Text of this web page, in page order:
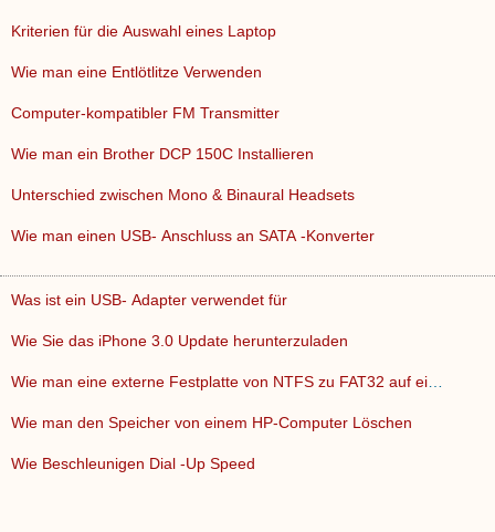
Kriterien für die Auswahl eines Laptop
Wie man eine Entlötlitze Verwenden
Computer-kompatibler FM Transmitter
Wie man ein Brother DCP 150C Installieren
Unterschied zwischen Mono & Binaural Headsets
Wie man einen USB- Anschluss an SATA -Konverter
Was ist ein USB- Adapter verwendet für
Wie Sie das iPhone 3.0 Update herunterzuladen
Wie man den Speicher von einem HP-Computer Löschen
Wie Beschleunigen Dial -Up Speed ​​